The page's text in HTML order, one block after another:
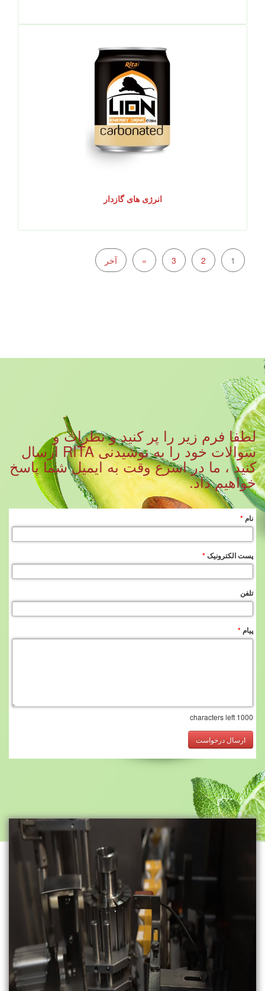
انرژی های گازدار
1
2
3
» آخر
لطفا فرم زیر را پر کنید و نظرات و
سوالات خود را به نوشیدنی RITA ارسال
کنید ، ما در اسرع وقت به ایمیل شما پاسخ
خواهیم داد.
نام*
پست الکترونیک*
تلفن
پیام*
1000
ارسال درخواست